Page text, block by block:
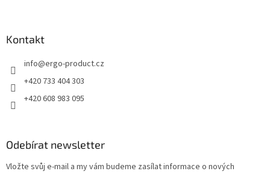
Kontakt
info@ergo-product.cz
+420 733 404 303
+420 608 983 095
Odebírat newsletter
Vložte svůj e-mail a my vám budeme zasílat informace o nových